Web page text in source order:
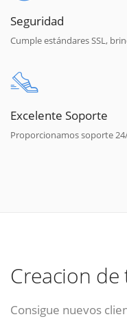
Seguridad
Cumple estándares SSL,
Excelente Soporte
Proporcionamos soporte
Creacion
Consigue nuevos